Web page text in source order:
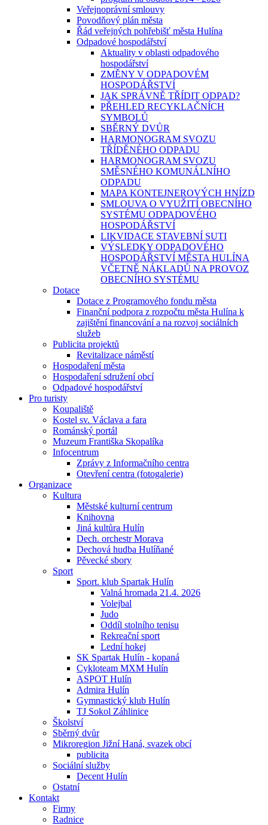
Veřejnoprávní smlouvy
Povodňový plán města
Řád veřejných pohřebišť města Hulína
Odpadové hospodářství
Aktuality v oblasti odpadového
hospodářství
ZMĚNY V ODPADOVÉM
HOSPODÁŘSTVÍ
JAK SPRÁVNĚ TŘÍDIT ODPAD?
PŘEHLED RECYKLAČNÍCH
SYMBOLŮ
SBĚRNÝ DVŮR
HARMONOGRAM SVOZU
TŘÍDĚNÉHO ODPADU
HARMONOGRAM SVOZU
SMĚSNÉHO KOMUNÁLNÍHO
ODPADU
MAPA KONTEJNEROVÝCH HNÍZD
SMLOUVA O VYUŽITÍ OBECNÍHO
SYSTÉMU ODPADOVÉHO
HOSPODÁŘSTVÍ
LIKVIDACE STAVEBNÍ SUTI
VÝSLEDKY ODPADOVÉHO
HOSPODÁŘSTVÍ MĚSTA HULÍNA
VČETNĚ NÁKLADŮ NA PROVOZ
OBECNÍHO SYSTÉMU
Dotace
Dotace z Programového fondu města
Finanční podpora z rozpočtu města Hulína k
zajištění financování a na rozvoj sociálních
služeb
Publicita projektů
Revitalizace náměstí
Hospodaření města
Hospodaření sdružení obcí
Odpadové hospodářství
Pro turisty
Koupaliště
Kostel sv. Václava a fara
Románský portál
Muzeum Františka Skopalíka
Infocentrum
Zprávy z Informačního centra
Otevření centra (fotogalerie)
Organizace
Kultura
Městské kulturní centrum
Knihovna
Jiná kultůra Hulín
Dech. orchestr Morava
Dechová hudba Hulíňané
Pěvecké sbory
Sport
Sport. klub Spartak Hulín
Valná hromada 21.4. 2026
Volejbal
Judo
Oddíl stolního tenisu
Rekreační sport
Lední hokej
SK Spartak Hulín - kopaná
Cykloteam MXM Hulín
ASPOT Hulín
Admira Hulín
Gymnastický klub Hulín
TJ Sokol Záhlinice
Školství
Sběrný dvůr
Mikroregion Jižní Haná, svazek obcí
publicita
Sociální služby
Decent Hulín
Ostatní
Kontakt
Firmy
Radnice